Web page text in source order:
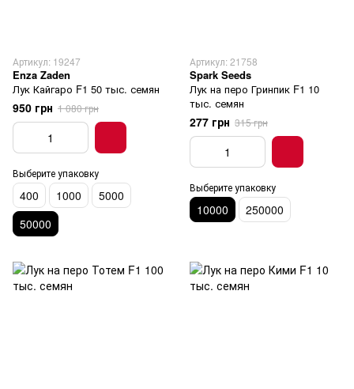
Артикул: 19247
Enza Zaden
Лук Кайгаро F1 50 тыс. семян
950 грн 1 080 грн
Выберите упаковку
400 1000
5000
50000
Артикул: 21758
Spark Seeds
Лук на перо Гринпик F1 10
тыс. семян
277 грн 315 грн
Выберите упаковку
10000 250000